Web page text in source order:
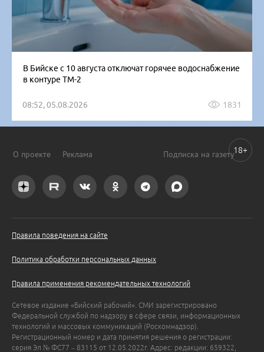
В Бийске с 10 августа отключат горячее водоснабжение
в контуре ТМ-2
08:52, 05.08.2026 1831
О проекте Реклама Подписка на газету
Правила поведения на сайте
Политика обработки персональных данных
Правила применения рекомендательных технологий
Сетевое издание «Бийский рабочий». СМИ зарегистрировано
Федеральной службой по надзору в сфере связи, информационных
технологий и массовых коммуникаций (Роскомнадзор).
Регистрационный номер и дата принятия решения о регистрации:
серия Эл № ФС77 – 83115 от 12.05.2022г. Адрес: редакции: 659322,
18+